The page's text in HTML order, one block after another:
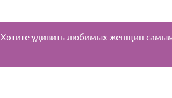
Хотите удивить любимых женщин